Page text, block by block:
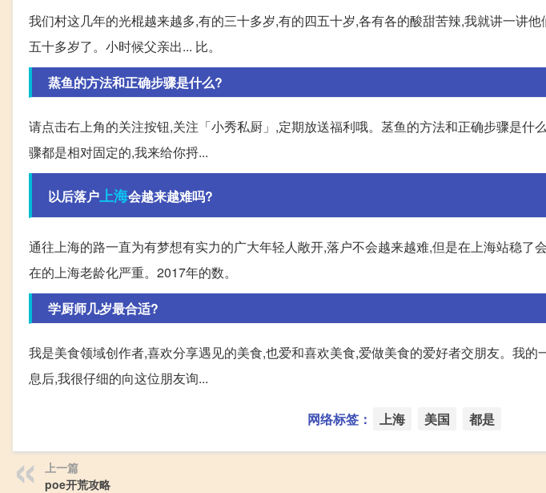
我们村这几年的光棍越来越多,有的三十多岁,有的四五十岁,各有各的酸甜苦辣,我就讲一讲
五十多岁了。小时候父亲出... 比。
蒸鱼的方法和正确步骤是什么?
请点击右上角的关注按钮,关注「小秀私厨」,定期放送福利哦。䒱鱼的方法和正确步骤是什
骤都是相对固定的,我来给你捋...
以后落户上海会越来越难吗?
通往上海的路一直为有梦想有实力的广大年轻人敞开,落户不会越来越难,但是在上海站稳
在的上海老龄化严重。2017年的数。
学厨师几岁最合适?
我是美食领域创作者,喜欢分享遇见的美食,也爱和喜欢美食,爱做美食的爱好者交朋友。我
息后,我很仔细的向这位朋友询...
网络标签： 上海 美国 都是
上一篇
poe开荒攻略